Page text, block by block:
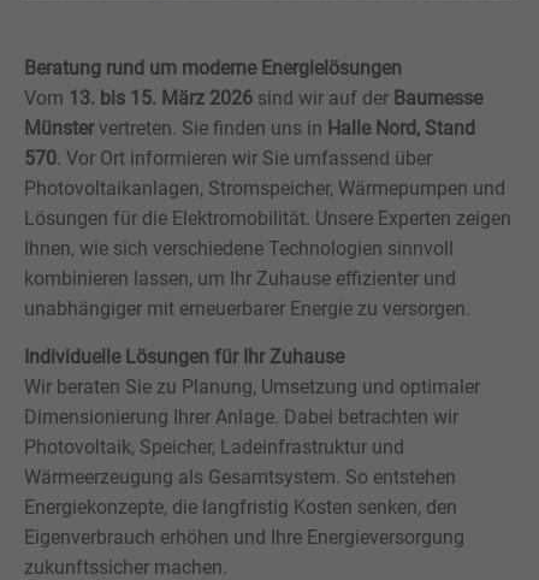
Beratung rund um moderne Energielösungen
Vom 13. bis 15. März 2026 sind wir auf der Baumesse
Münstervertreten. Sie finden uns in Halle Nord, Stand
570. Vor Ort informieren wir Sie umfassend über
Photovoltaikanlagen, Stromspeicher, Wärmepumpen und
Lösungen für die Elektromobilität. Unsere Experten zeigen
Ihnen, wie sich verschiedene Technologien sinnvoll
kombinieren lassen, um Ihr Zuhause effizienter und
unabhängiger mit erneuerbarer Energie zu versorgen.
Individuelle Lösungen für Ihr Zuhause
Wir beraten Sie zu Planung, Umsetzung und optimaler
Dimensionierung Ihrer Anlage. Dabei betrachten wir
Photovoltaik, Speicher, Ladeinfrastruktur und
Wärmeerzeugung als Gesamtsystem. So entstehen
Energiekonzepte, die langfristig Kosten senken, den
Eigenverbrauch erhöhen und Ihre Energieversorgung
zukunftssicher machen.